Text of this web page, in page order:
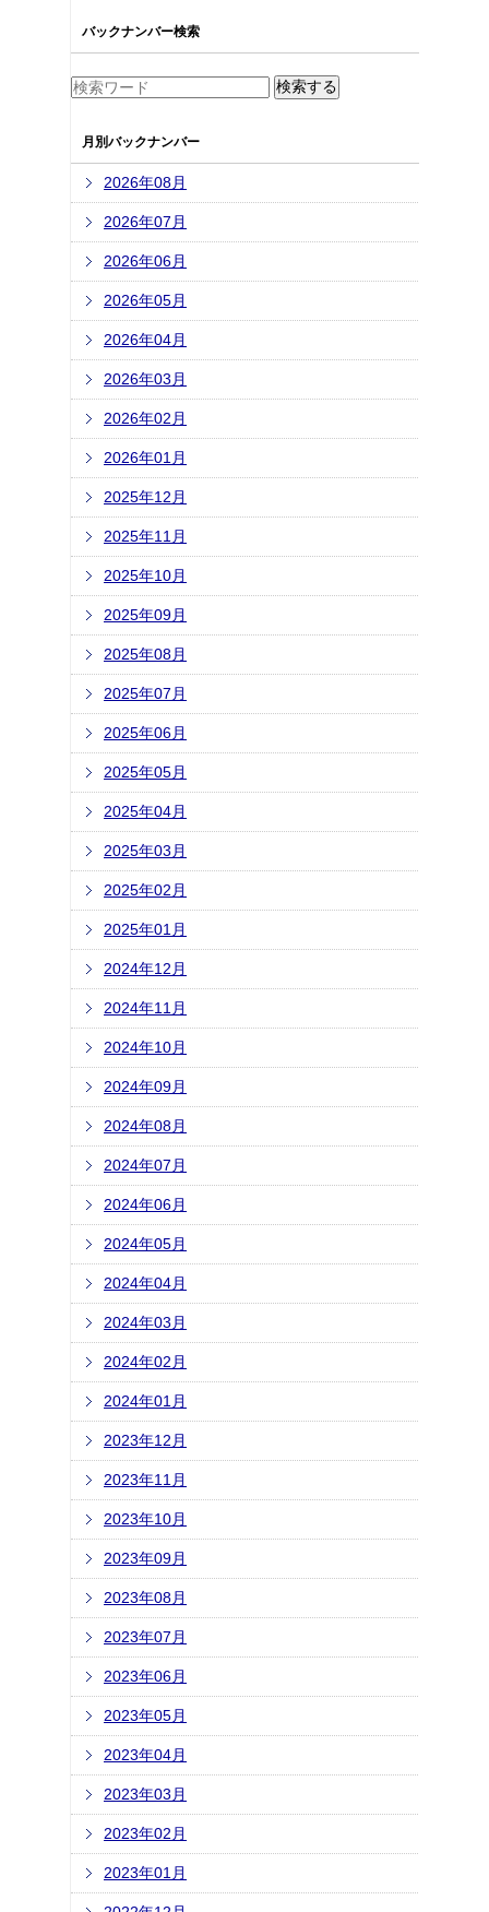
バックナンバー検索
月別バックナンバー
2026年08月
2026年07月
2026年06月
2026年05月
2026年04月
2026年03月
2026年02月
2026年01月
2025年12月
2025年11月
2025年10月
2025年09月
2025年08月
2025年07月
2025年06月
2025年05月
2025年04月
2025年03月
2025年02月
2025年01月
2024年12月
2024年11月
2024年10月
2024年09月
2024年08月
2024年07月
2024年06月
2024年05月
2024年04月
2024年03月
2024年02月
2024年01月
2023年12月
2023年11月
2023年10月
2023年09月
2023年08月
2023年07月
2023年06月
2023年05月
2023年04月
2023年03月
2023年02月
2023年01月